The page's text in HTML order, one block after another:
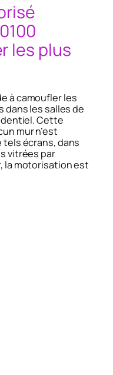
les plus
à camoufler les
dans les salles de
Cette
mur n’est
écrans, dans
vitrées par
la motorisation est